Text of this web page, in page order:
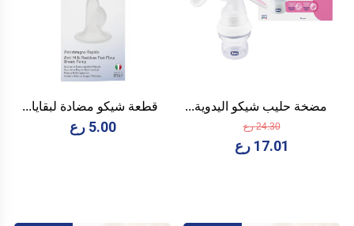
مضخة حليب شيكو اليدوية...
24.30 رع
17.01 رع
قطعة شيكو مضادة لبقايا...
5.00 رع